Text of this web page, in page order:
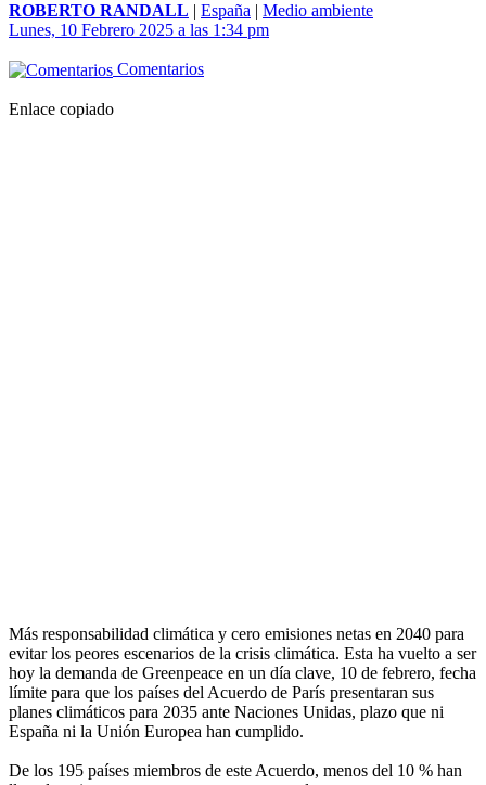
ROBERTO RANDALL | España | Medio ambiente
Lunes, 10 Febrero 2025 a las 1:34 pm
Comentarios
Enlace copiado
Más responsabilidad climática y cero emisiones netas en 2040 para
evitar los peores escenarios de la crisis climática. Esta ha vuelto a ser
hoy la demanda de Greenpeace en un día clave, 10 de febrero, fecha
límite para que los países del Acuerdo de París presentaran sus
planes climáticos para 2035 ante Naciones Unidas, plazo que ni
España ni la Unión Europea han cumplido.
De los 195 países miembros de este Acuerdo, menos del 10 % han